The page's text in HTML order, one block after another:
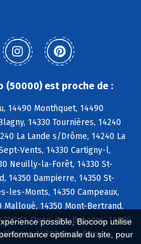
possible, Biocoop utilise
optimale du site, pour
(50000) est proche de :
14490 Montfiquet, 14490
14330 Tournières, 14240
La Lande s/Drôme, 14240 La
Vents, 14330 Cartigny-l,
Neuilly-la-Forêt, 14330 St-
14350 Dampierre, 14350 St-
les-Monts, 14350 Campeaux,
Malloué, 14350 Mont-Bertrand,
St-Ouen-des-Besaces, 14380
14380 Pont-Farcy